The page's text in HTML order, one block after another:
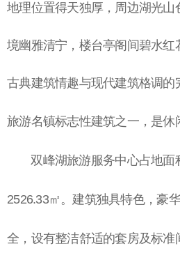
地理位置得天独厚，周边湖光山
境幽雅清宁，楼台亭阁间碧水红
古典建筑情趣与现代建筑格调的
旅游名镇标志性建筑之一，是休
双峰湖旅游服务中心占地面
2526.33㎡。建筑独具特色，豪
全，设有整洁舒适的套房及标